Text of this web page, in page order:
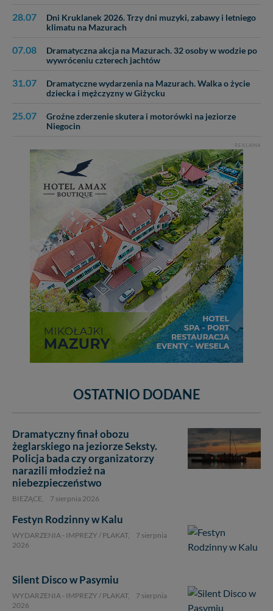
28.07
Dni Kruklanek 2026. Trzy dni muzyki, zabawy i letniego
klimatu na Mazurach
07.08
Dramatyczna akcja na Mazurach. 32 osoby w wodzie po
wywróceniu czterech jachtów
31.07
Dramatyczne wydarzenia na Mazurach. Walka o życie
dziecka i mężczyzny w Giżycku
25.07
Groźne zderzenie skutera i motorówki na jeziorze
Niegocin
REKLAMA
OSTATNIO DODANE
Dramatyczny finał obozu
żeglarskiego na jeziorze Seksty.
Policja bada czy organizatorzy
narazili młodzież na
niebezpieczeństwo
BIEŻĄCE, 7 sierpnia 2026
Festyn Rodzinny w Kalu
WYDARZENIA - IMPREZY / PLAKAT,
7 sierpnia
2026
Silent Disco w Pasymiu
WYDARZENIA - IMPREZY / PLAKAT,
7 sierpnia
2026